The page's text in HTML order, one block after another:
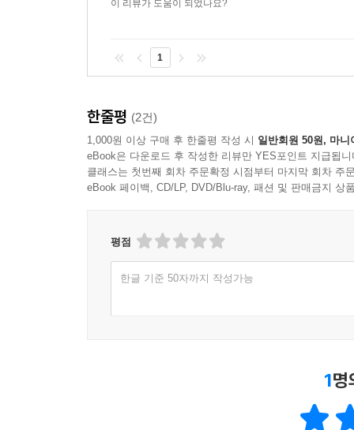
이 리뷰가 도움이 되었나요?
1
한줄평 (2건)
1,000원 이상 구매 후 한줄평 작성 시 일반회원 50원, 마니
eBook은 다운로드 후 작성한 리뷰만 YES포인트 지급됩니
클래스는 첫번째 회차 주문확정 시점부터 마지막 회차 주
eBook 페이백, CD/LP, DVD/Blu-ray, 패션 및 판매금지 상
평점
한글 기준 50자까지 작성가능
1명